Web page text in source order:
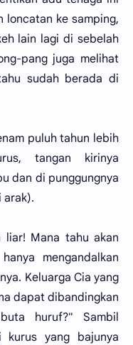
loncatan ke samping,
lain lagi di sebelah
pang juga melihat
sudah berada di
puluh tahun lebih
tangan kirinya
dan di punggungnya
arak).
liar! Mana tahu akan
mengandalkan
Keluarga Cia yang
dapat dibandingkan
huruf?" Sambil
kurus yang bajunya